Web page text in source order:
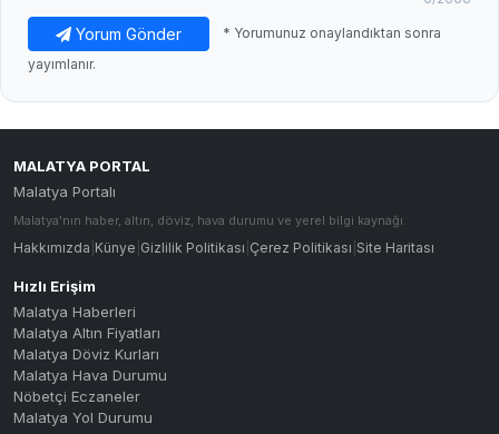
Yorum Gönder
* Yorumunuz onaylandıktan sonra
yayımlanır.
MALATYA PORTAL
Malatya Portalı
Malatya'nın haber, altın, döviz, hava durumu ve yerel bilgi kaynağı.
Hakkımızda Künye Gizlilik Politikası Çerez Politikası Site Haritası
Hızlı Erişim
Malatya Haberleri
Malatya Altın Fiyatları
Malatya Döviz Kurları
Malatya Hava Durumu
Nöbetçi Eczaneler
Malatya Yol Durumu